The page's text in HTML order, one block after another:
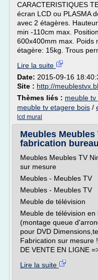
CARACTERISTIQUES
écran LCD ou PLASMA
avec 2 étagères.
min -110cm max.
600x400mm max. Poids
étagère: 15kg. Trous
Lire la suite
Date: 2015-09-16
Site : http://
Thèmes liés : meuble
meuble tv etagere bois /
lcd mural
Meubles
fabrication
Meubles Meubles TV
sur mesure
Meubles - Meubles TV
Meubles - Meubles TV
Meuble de télévision
Meuble de télévision
(montage queue
pour DVD
Fabrication sur mesure
DE VENTE EN LIGNE
Lire la suite